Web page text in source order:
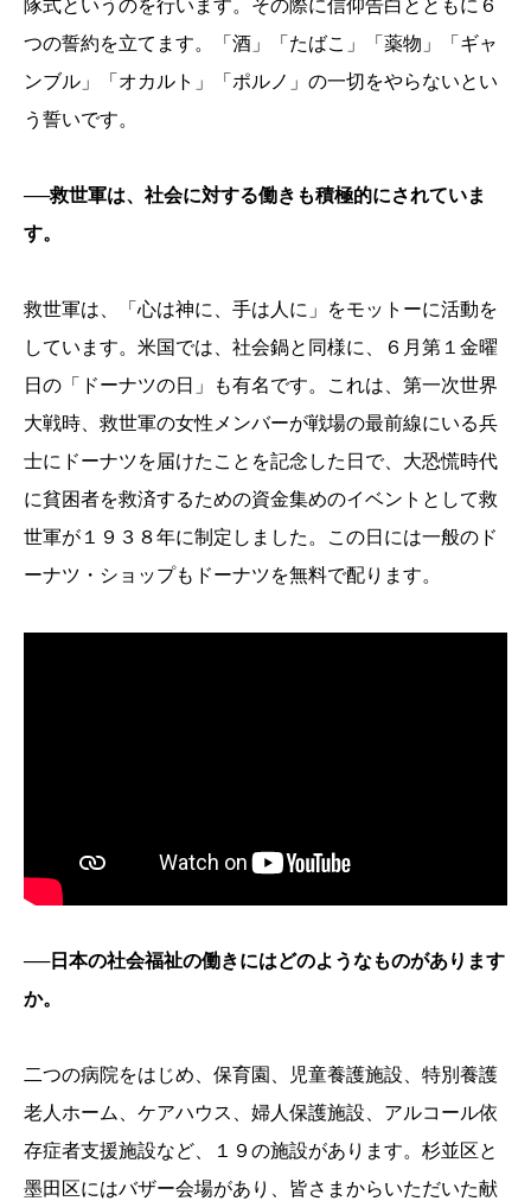
隊式というのを行います。その際に信仰告白とともに６
つの誓約を立てます。「酒」「たばこ」「薬物」「ギャ
ンブル」「オカルト」「ポルノ」の一切をやらないとい
う誓いです。
──救世軍は、社会に対する働きも積極的にされていま
す。
救世軍は、「心は神に、手は人に」をモットーに活動を
しています。米国では、社会鍋と同様に、６月第１金曜
日の「ドーナツの日」も有名です。これは、第一次世界
大戦時、救世軍の女性メンバーが戦場の最前線にいる兵
士にドーナツを届けたことを記念した日で、大恐慌時代
に貧困者を救済するための資金集めのイベントとして救
世軍が１９３８年に制定しました。この日には一般のド
ーナツ・ショップもドーナツを無料で配ります。
──日本の社会福祉の働きにはどのようなものがあります
か。
二つの病院をはじめ、保育園、児童養護施設、特別養護
老人ホーム、ケアハウス、婦人保護施設、アルコール依
存症者支援施設など、１９の施設があります。杉並区と
墨田区にはバザー会場があり、皆さまからいただいた献